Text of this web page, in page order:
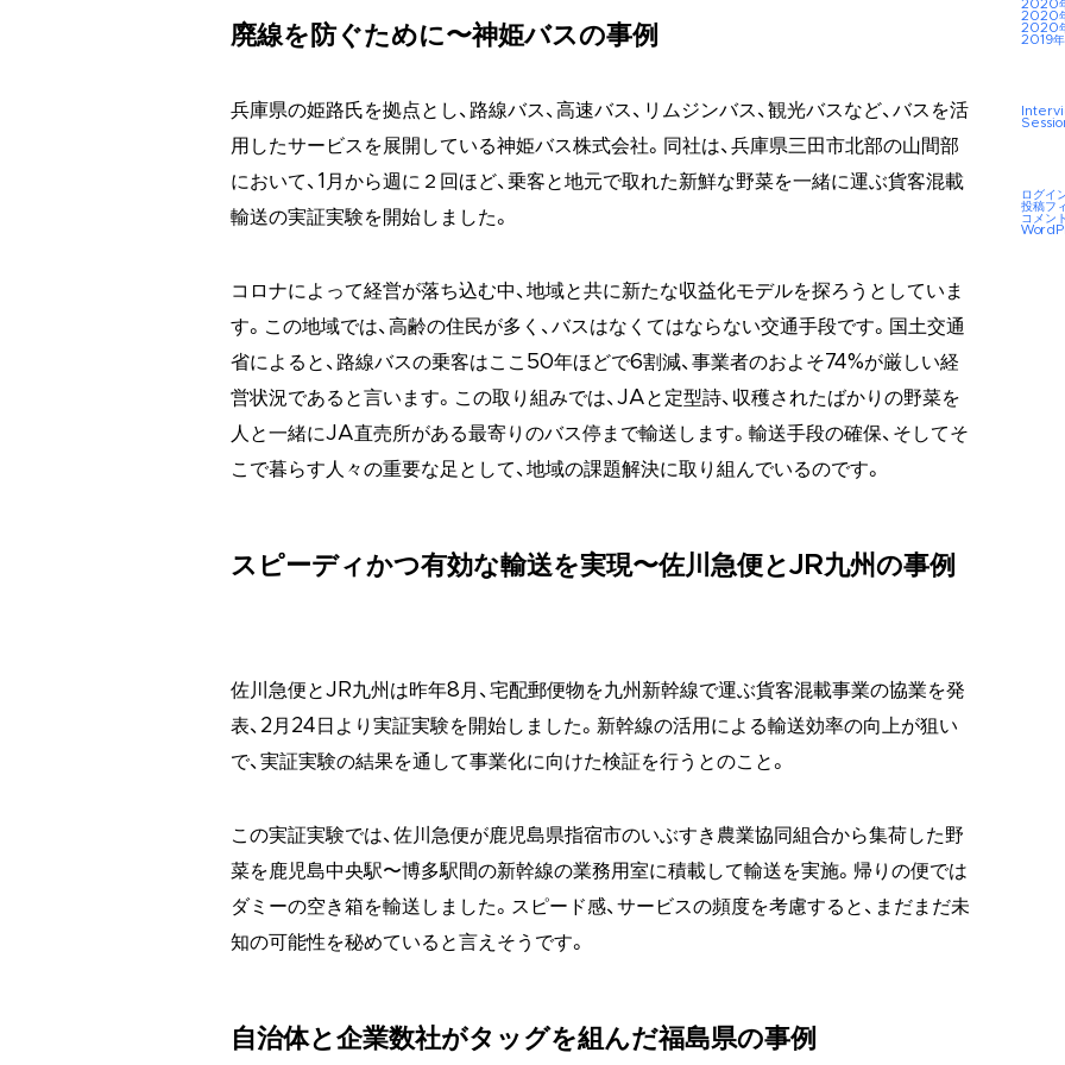
廃線を防ぐために〜神姫バスの事例
兵庫県の姫路氏を拠点とし、路線バス、高速バス、リムジンバス、観光バスなど、バスを活
用したサービスを展開している神姫バス株式会社。同社は、兵庫県三田市北部の山間部
において、1月から週に２回ほど、乗客と地元で取れた新鮮な野菜を一緒に運ぶ貨客混載
輸送の実証実験を開始しました。
コロナによって経営が落ち込む中、地域と共に新たな収益化モデルを探ろうとしていま
す。この地域では、高齢の住民が多く、バスはなくてはならない交通手段です。国土交通
省によると、路線バスの乗客はここ50年ほどで6割減、事業者のおよそ74%が厳しい経
営状況であると言います。この取り組みでは、JAと定型詩、収穫されたばかりの野菜を
人と一緒にJA直売所がある最寄りのバス停まで輸送します。輸送手段の確保、そしてそ
こで暮らす人々の重要な足として、地域の課題解決に取り組んでいるのです。
スピーディかつ有効な輸送を実現〜佐川急便とJR九州の事例
佐川急便とJR九州は昨年8月、宅配郵便物を九州新幹線で運ぶ貨客混載事業の協業を発
表、2月24日より実証実験を開始しました。新幹線の活用による輸送効率の向上が狙い
で、実証実験の結果を通して事業化に向けた検証を行うとのこと。
この実証実験では、佐川急便が鹿児島県指宿市のいぶすき農業協同組合から集荷した野
菜を鹿児島中央駅〜博多駅間の新幹線の業務用室に積載して輸送を実施。帰りの便では
ダミーの空き箱を輸送しました。スピード感、サービスの頻度を考慮すると、まだまだ未
知の可能性を秘めていると言えそうです。
自治体と企業数社がタッグを組んだ福島県の事例
2020
2020
2020
2019年
ログイ
投稿フ
コメン